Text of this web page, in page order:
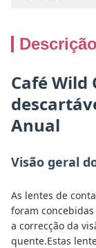
Café Wild
Anual
Visão geral
As lentes de
foram
a correcção da
quente.Estas